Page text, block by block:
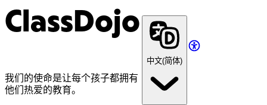
ClassDojo
我们的使命是让每个孩子都拥有
他们热爱的教育。
中文(简体)